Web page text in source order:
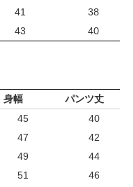
41
38
43 40
身幅
パンツ丈
45
40
47
42
49
44
51
46